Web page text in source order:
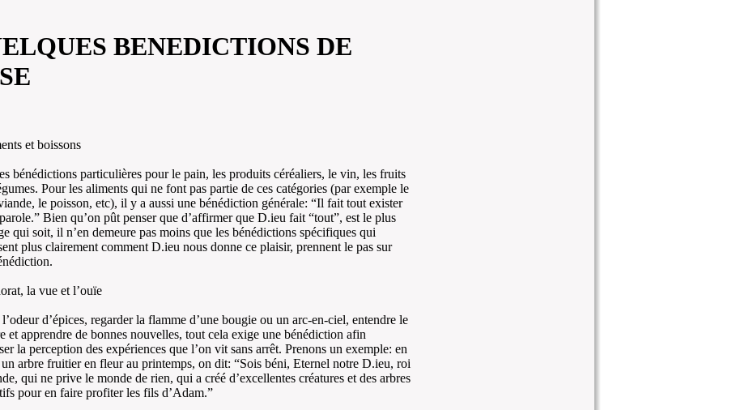
BENEDICTIONS DE
et boissons
bénédictions particulières pour le pain, les produits céréaliers, le vin, les fruits
Pour les aliments qui ne font pas partie de ces catégories (par exemple le
le poisson, etc), il y a aussi une bénédiction générale: “Il fait tout exister
Bien qu’on pût penser que d’affirmer que D.ieu fait “tout”, est le plus
qui soit, il n’en demeure pas moins que les bénédictions spécifiques qui
plus clairement comment D.ieu nous donne ce plaisir, prennent le pas sur
la vue et l’ouïe
d’épices, regarder la flamme d’une bougie ou un arc-en-ciel, entendre le
et apprendre de bonnes nouvelles, tout cela exige une bénédiction afin
la perception des expériences que l’on vit sans arrêt. Prenons un exemple: en
arbre fruitier en fleur au printemps, on dit: “Sois béni, Eternel notre D.ieu, roi
qui ne prive le monde de rien, qui a créé d’excellentes créatures et des arbres
pour en faire profiter les fils d’Adam.”